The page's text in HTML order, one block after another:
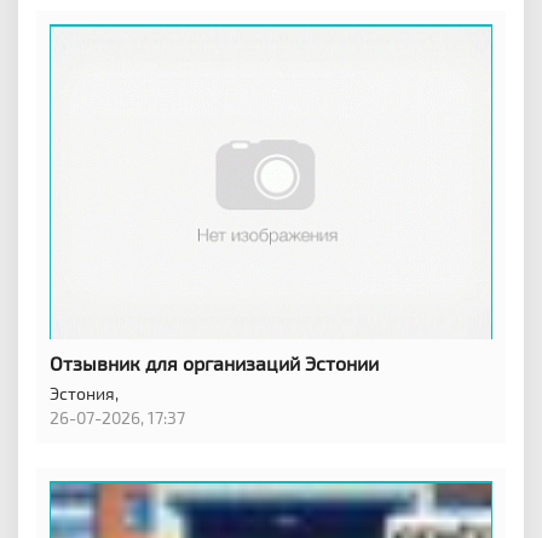
Отзывник для организаций Эстонии
Эстония,
26-07-2026, 17:37